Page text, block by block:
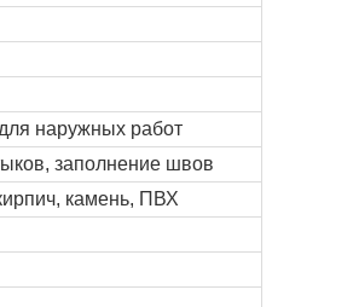
наружных работ
заполнение швов
камень, ПВХ